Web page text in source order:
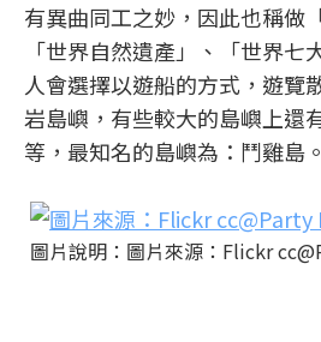
有異曲同工之妙，因此也稱做
「世界自然遺產」、「世界七
人會選擇以遊船的方式，遊覽
岩島嶼，有些較大的島嶼上還
等，最知名的島嶼為：鬥雞島。
圖片說明：圖片來源：Flickr